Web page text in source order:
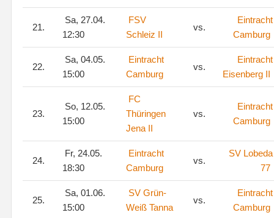
21.
Sa, 27.04.
12:30
FSV
Schleiz II
vs.
Eintracht
Camburg
22.
Sa, 04.05.
15:00
Eintracht
Camburg
vs.
Eintracht
Eisenberg II
23.
So, 12.05.
15:00
FC
Thüringen
Jena II
vs.
Eintracht
Camburg
24.
Fr, 24.05.
18:30
Eintracht
Camburg
vs.
SV Lobeda
77
25.
Sa, 01.06.
15:00
SV Grün-
Weiß Tanna
vs.
Eintracht
Camburg